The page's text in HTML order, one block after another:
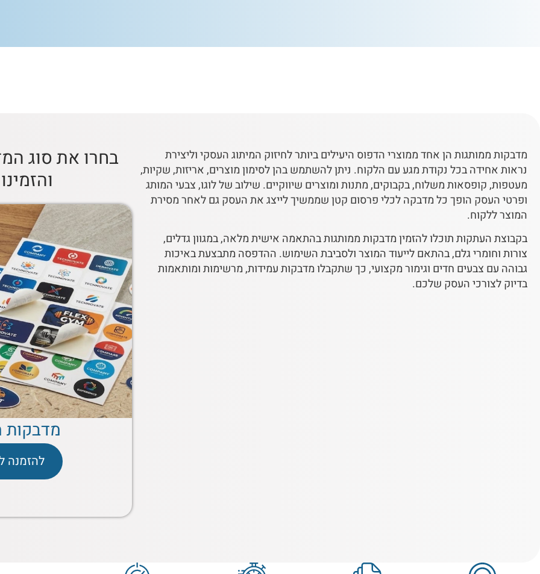
מדבקות ממותגות הן אחד ממוצרי הדפוס היעילים ביותר לחיזוק המיתוג העסקי וליצירת
נראות אחידה בכל נקודת מגע עם הלקוח. ניתן להשתמש בהן לסימון מוצרים, אריזות, שקיות,
מעטפות, קופסאות משלוח, בקבוקים, מתנות ומוצרים שיווקיים. שילוב של לוגו, צבעי המותג
ופרטי העסק הופך כל מדבקה לכלי פרסום קטן שממשיך לייצג את העסק גם לאחר מסירת
המוצר ללקוח.
בקבוצת העתקות תוכלו להזמין מדבקות ממותגות בהתאמה אישית מלאה, במגוון גדלים,
צורות וחומרי גלם, בהתאם לייעוד המוצר ולסביבת השימוש. ההדפסה מתבצעת באיכות
גבוהה עם צבעים חדים וגימור מקצועי, כך שתקבלו מדבקות עמידות, מרשימות ומותאמות
בדיוק לצורכי העסק שלכם.
בחרו את סוג
מדבקות
להזמנה